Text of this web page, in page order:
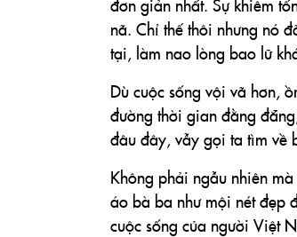
đơn giản nhất. Sự khiêm
nã. Chỉ thế thôi nhưng nó
tại, làm nao lòng bao lữ
Dù cuộc sống vội vã hơn,
đường thời gian đằng
đâu đây, vẫy gọi ta tìm về
Không phải ngẫu nhiên
áo bà ba như mội nét đẹp
cuộc sống của người Việt